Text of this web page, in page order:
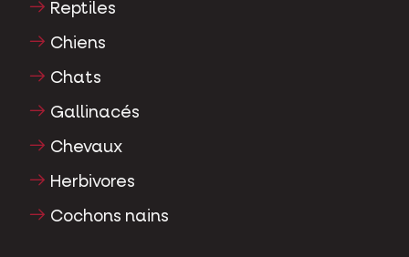
Reptiles
Chiens
Chats
Gallinacés
Chevaux
Herbivores
Cochons nains